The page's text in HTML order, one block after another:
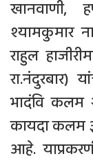
खानवाणी,
श्यामकुमार
राहुल
रा.नंदुरबार)
भादंवि कलम
कायदा कलम
आहे.